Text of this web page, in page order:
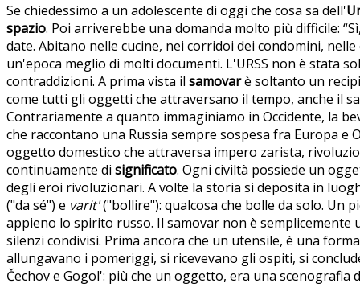
Se chiedessimo a un adolescente di oggi che cosa sa dell'
spazio. Poi arriverebbe una domanda molto più difficile:
date. Abitano nelle cucine, nei corridoi dei condomini,
un'epoca meglio di molti documenti. L'URSS non è stata
contraddizioni. A prima vista il samovarè soltanto un
come tutti gli oggetti che attraversano il tempo, anche il
Contrariamente a quanto immaginiamo in Occidente, la
che raccontano una Russia sempre sospesa fra Europa
oggetto domestico che attraversa impero zarista,
continuamente di significato. Ogni civiltà possiede un
degli eroi rivoluzionari. A volte la storia si deposita in
("da sé") e varit'("bollire"): qualcosa che bolle da solo. Un
appieno lo spirito russo. Il samovar non è
silenzi condivisi. Prima ancora che un utensile, è una
allungavano i pomeriggi, si ricevevano gli ospiti, si
Čechov e Gogol': più che un oggetto, era una scenografia